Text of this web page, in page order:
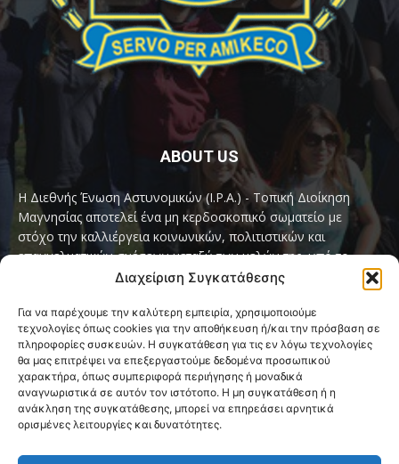
Διαχείριση Συγκατάθεσης
Για να παρέχουμε την καλύτερη εμπειρία, χρησιμοποιούμε
τεχνολογίες όπως cookies για την αποθήκευση ή/και την πρόσβαση σε
πληροφορίες συσκευών. Η συγκατάθεση για τις εν λόγω τεχνολογίες
θα μας επιτρέψει να επεξεργαστούμε δεδομένα προσωπικού
χαρακτήρα, όπως συμπεριφορά περιήγησης ή μοναδικά
αναγνωριστικά σε αυτόν τον ιστότοπο. Η μη συγκατάθεση ή η
ανάκληση της συγκατάθεσης, μπορεί να επηρεάσει αρνητικά
ορισμένες λειτουργίες και δυνατότητες.
ABOUT US
Η Διεθνής Ένωση Αστυνομικών (I.P.A.) - Τοπική Διοίκηση
Μαγνησίας αποτελεί ένα μη κερδοσκοπικό σωματείο με
στόχο την καλλιέργεια κοινωνικών, πολιτιστικών και
επαγγελματικών σχέσεων μεταξύ των μελών της, υπό το
παγκόσμιο σύνθημα «Servo per Amikeco» (Υπηρετώ δια της
Contact us:ipamagnesia@gmail.com
FOLLOW US